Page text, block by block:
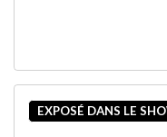
EXPOSÉ DANS LE